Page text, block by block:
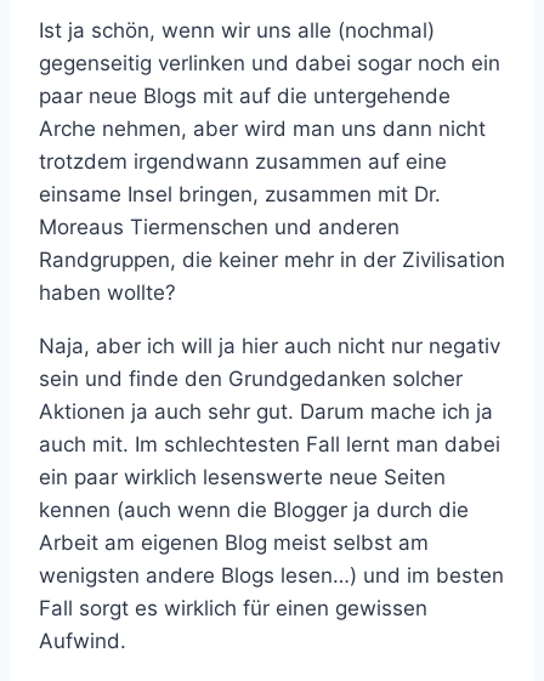
Ist ja schön, wenn wir uns alle (nochmal)
gegenseitig verlinken und dabei sogar noch ein
paar neue Blogs mit auf die untergehende
Arche nehmen, aber wird man uns dann nicht
trotzdem irgendwann zusammen auf eine
einsame Insel bringen, zusammen mit Dr.
Moreaus Tiermenschen und anderen
Randgruppen, die keiner mehr in der Zivilisation
haben wollte?
Naja, aber ich will ja hier auch nicht nur negativ
sein und finde den Grundgedanken solcher
Aktionen ja auch sehr gut. Darum mache ich ja
auch mit. Im schlechtesten Fall lernt man dabei
ein paar wirklich lesenswerte neue Seiten
kennen (auch wenn die Blogger ja durch die
Arbeit am eigenen Blog meist selbst am
wenigsten andere Blogs lesen…) und im besten
Fall sorgt es wirklich für einen gewissen
Aufwind.